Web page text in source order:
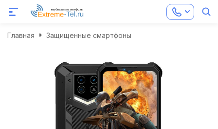
Главная Защищенные смартфоны